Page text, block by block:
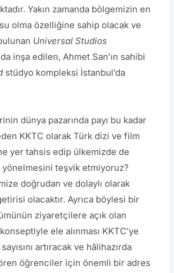
Yakın zamanda bölgemizin en
olma özelliğine sahip olacak ve
Universal Studios
inşa edilen, Ahmet San’ın sahibi
stüdyo kompleksi İstanbul’da
dünya pazarında payı bu kadar
KKTC olarak Türk dizi ve film
yer tahsis edip ülkemizde de
teşvik etmiyoruz?
doğrudan ve dolaylı olarak
olacaktır. Ayrıca böylesi bir
ziyaretçilere açık olan
ele alınması KKTC’ye
artıracak ve hâlihazırda
öğrenciler için önemli bir adres